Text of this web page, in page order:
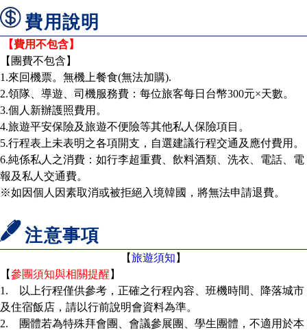
費用說明
【費用不包含】
【團費不包含】
1.來回機票。無機上餐食(無法加購).
2.領隊、導遊、司機服務費：每位旅客每日台幣300元×天數。
3.個人新辦護照費用。
4.旅遊平安保險及旅遊不便險等其他私人保險項目。
5.行程表上未表明之各項開支，自選建議行程交通及應付費用。
6.純係私人之消費：如行李超重費、飲料酒類、洗衣、電話、電
報及私人交通費。
※如因個人因素取消或被拒絕入境韓國，將無法申請退費。
注意事項
【旅遊須知 】
【參團須知與相關提醒 】
1.
以上行程僅供參考，正確之行程內容、班機時間、降落城市
及住宿飯店，請以行前說明會資料為準。
2.
團體若為特殊拜會團、會議參展團、學生團體，不適用於本